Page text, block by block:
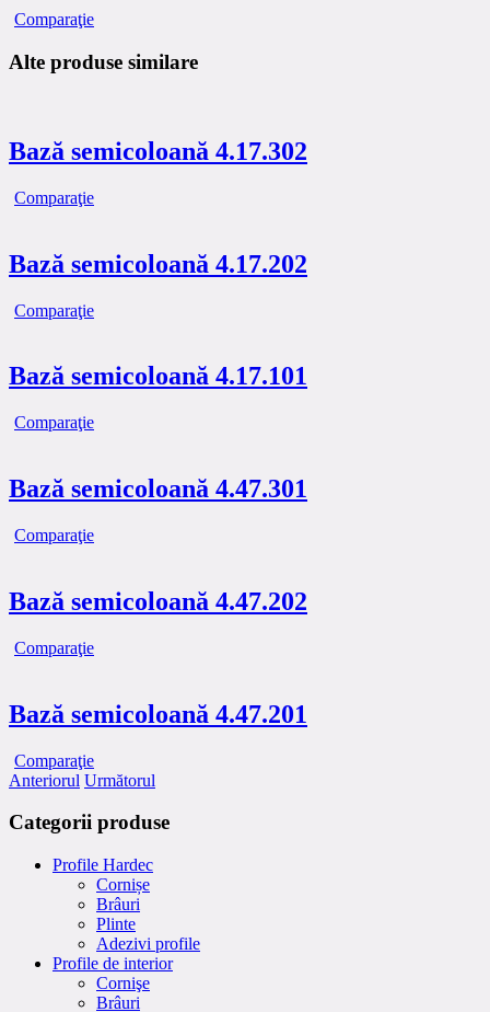
Comparaţie
Alte produse similare
Bază semicoloană 4.17.302
Comparaţie
Bază semicoloană 4.17.202
Comparaţie
Bază semicoloană 4.17.101
Comparaţie
Bază semicoloană 4.47.301
Comparaţie
Bază semicoloană 4.47.202
Comparaţie
Bază semicoloană 4.47.201
Comparaţie
Anteriorul Următorul
Categorii produse
Profile Hardec
Cornișe
Brâuri
Plinte
Adezivi profile
Profile de interior
Cornişe
Brâuri